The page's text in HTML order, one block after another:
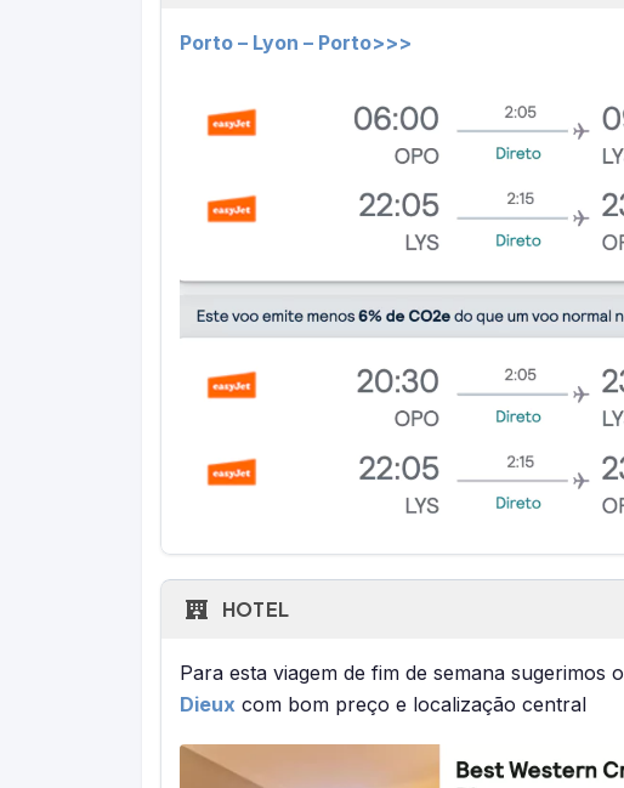
Porto – Lyon – Porto>>>
HOTEL
Para esta viagem de fim de semana sugerimos o
Dieux com bom preço e localização central